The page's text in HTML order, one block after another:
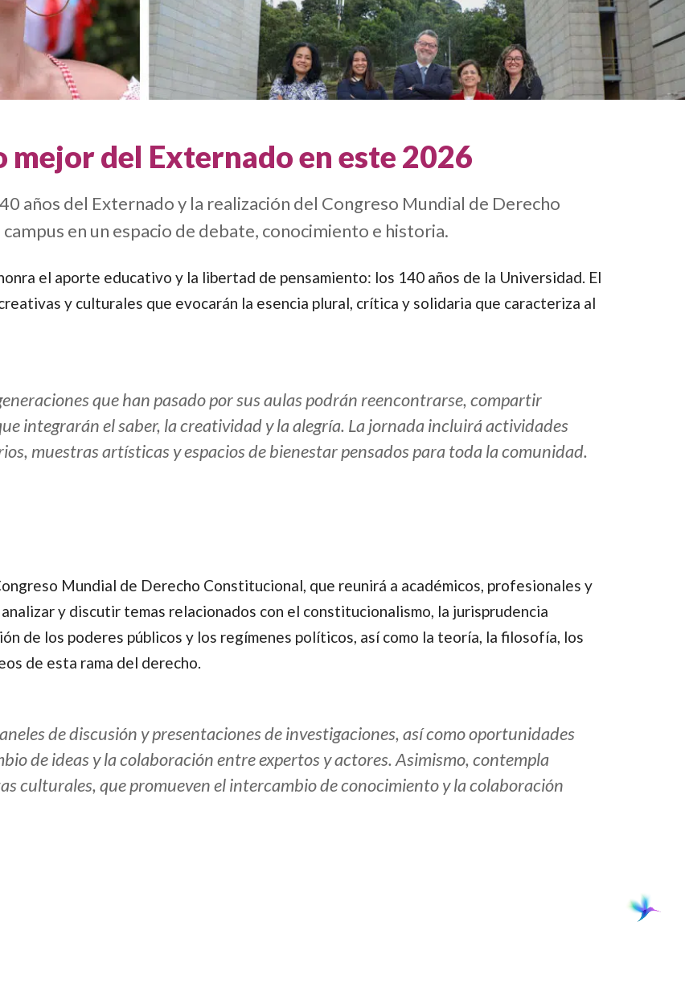
del Externado en este 2026
años del Externado y la realización del Congreso Mundial de Derecho
en un espacio de debate, conocimiento e historia.
el aporte educativo y la libertad de pensamiento: los 140 años de la Universidad. El
y culturales que evocarán la esencia plural, crítica y solidaria que caracteriza al
que han pasado por sus aulas podrán reencontrarse, compartir
integrarán el saber, la creatividad y la alegría. La jornada incluirá actividades
muestras artísticas y espacios de bienestar pensados para toda la comunidad.
Mundial de Derecho Constitucional, que reunirá a académicos, profesionales y
y discutir temas relacionados con el constitucionalismo, la jurisprudencia
de los poderes públicos y los regímenes políticos, así como la teoría, la filosofía, los
de esta rama del derecho.
de discusión y presentaciones de investigaciones, así como oportunidades
de ideas y la colaboración entre expertos y actores. Asimismo, contempla
culturales, que promueven el intercambio de conocimiento y la colaboración